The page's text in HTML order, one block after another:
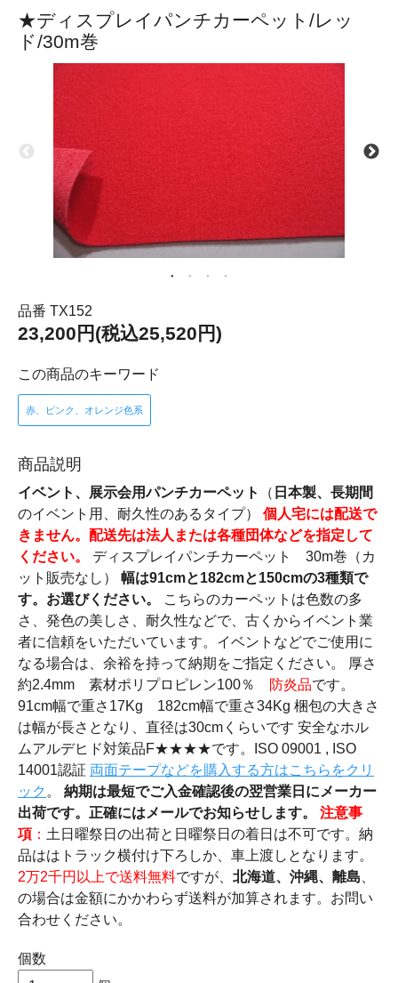
★ディスプレイパンチカーペット/レッ
ド/30m巻
品番 TX152
23,200円(税込25,520円)
この商品のキーワード
赤、ピンク、オレンジ色系
商品説明
イベント、展示会用パンチカーペット （ 日本製、長期間
のイベント用、耐久性のあるタイプ） 個人宅には配送で
きません。配送先は法人または各種団体などを指定して
ください。
ディスプレイパンチカーペット 30m巻（カ
ット販売なし） 幅は91cmと182cmと150cmの3種類で
す。お選びください。
こちらのカーペットは色数の多
さ、発色の美しさ、耐久性などで、古くからイベント業
者に信頼をいただいています。イベントなどでご使用に
なる場合は、余裕を持って納期をご指定ください。 厚さ
約2.4mm 素材ポリプロピレン100％
防炎品です。
91cm幅で重さ17Kg 182cm幅で重さ34Kg 梱包の大きさ
は幅が長さとなり、直径は30cmくらいです 安全なホル
ムアルデヒド対策品F★★★★です。ISO 09001 , ISO
14001認証 両面テープなどを購入する方はこちらをクリ
ック 。 納期は最短でご入金確認後の翌営業日にメーカー
出荷です。正確にはメールでお知らせします。
注意事
項 ： 土日曜祭日の出荷と日曜祭日の着日は不可です。納
品ははトラック横付け下ろしか、車上渡しとなります。
2万2千円以上で送料無料ですが、 北海道、沖縄、離島
の場合は金額にかかわらず送料が加算されます。お問い
合わせください。
個数